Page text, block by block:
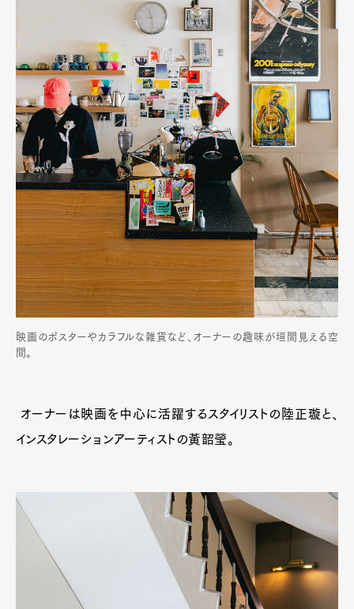
映画のポスターやカラフルな雑貨など、オーナーの趣味が垣間見える空
間。
オーナーは映画を中心に活躍するスタイリストの陸正璇と、
インスタレーションアーティストの黃韶瑩。